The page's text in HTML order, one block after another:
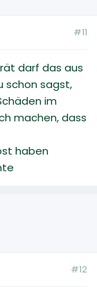
#11
darf das aus
schon sagst,
im
machen, dass
haben
#12